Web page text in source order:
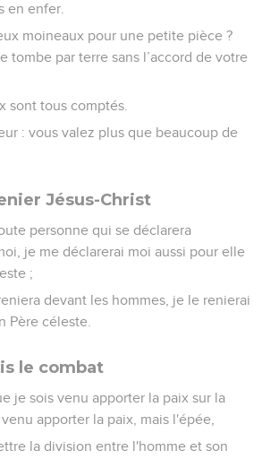
en enfer.
moineaux pour une petite pièce ?
tombe par terre sans l’accord de votre
sont tous comptés.
: vous valez plus que beaucoup de
Jésus-Christ
personne qui se déclarera
je me déclarerai moi aussi pour elle
;
devant les hommes, je le renierai
Père céleste.
le combat
je sois venu apporter la paix sur la
apporter la paix, mais l'épée,
la division entre l'homme et son